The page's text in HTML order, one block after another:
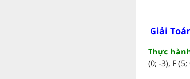
Giải
Thực
(0; -3), F (5;